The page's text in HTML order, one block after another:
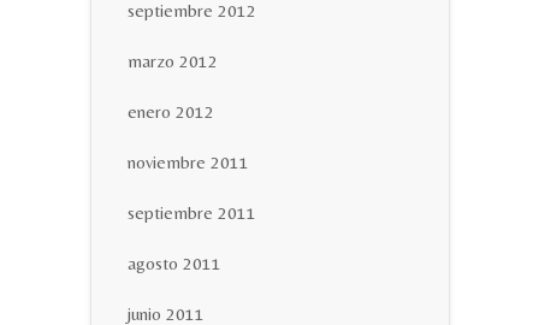
septiembre 2012
marzo 2012
enero 2012
noviembre 2011
septiembre 2011
agosto 2011
junio 2011